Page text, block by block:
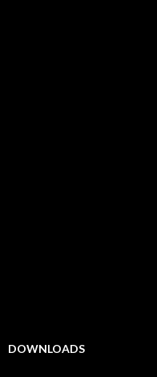
DOWNLOADS